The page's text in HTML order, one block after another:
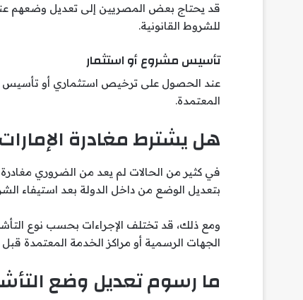
قد يحتاج بعض المصريين إلى تعديل وضعهم عند
للشروط القانونية.
تأسيس مشروع أو استثمار
عند الحصول على ترخيص استثماري أو تأسيس
المعتمدة.
هل يشترط مغادرة
في كثير من الحالات لم يعد من الضروري مغادرة
بتعديل الوضع من داخل الدولة بعد استيفاء
ومع ذلك، قد تختلف الإجراءات بحسب نوع
الجهات الرسمية أو مراكز الخدمة المعتمدة قبل
ما رسوم تعديل وضع